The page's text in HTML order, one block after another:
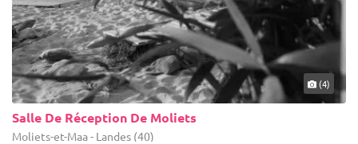
(4)
Salle De Réception De Moliets
Moliets-et-Maa - Landes (40)